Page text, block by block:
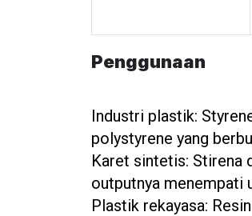
Penggunaan
Industri plastik:
polystyrene yang
Karet sintetis: Stirena
outputnya menempati
Plastik rekayasa: